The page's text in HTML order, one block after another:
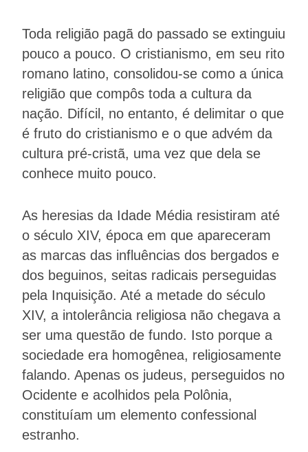
Toda religião pagã do passado se extinguiu
pouco a pouco. O cristianismo, em seu rito
romano latino, consolidou-se como a única
religião que compôs toda a cultura da
nação. Difícil, no entanto, é delimitar o que
é fruto do cristianismo e o que advém da
cultura pré-cristã, uma vez que dela se
conhece muito pouco.
As heresias da Idade Média resistiram até
o século XIV, época em que apareceram
as marcas das influências dos bergados e
dos beguinos, seitas radicais perseguidas
pela Inquisição. Até a metade do século
XIV, a intolerância religiosa não chegava a
ser uma questão de fundo. Isto porque a
sociedade era homogênea, religiosamente
falando. Apenas os judeus, perseguidos no
Ocidente e acolhidos pela Polônia,
constituíam um elemento confessional
estranho.